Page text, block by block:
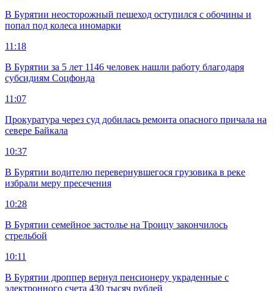
В Бурятии неосторожный пешеход оступился с обочины и
попал под колеса иномарки
11:18
В Бурятии за 5 лет 1146 человек нашли работу благодаря
субсидиям Соцфонда
11:07
Прокуратура через суд добилась ремонта опасного причала на
севере Байкала
10:37
В Бурятии водителю перевернувшегося грузовика в реке
избрали меру пресечения
10:28
В Бурятии семейное застолье на Троицу закончилось
стрельбой
10:11
В Бурятии дроппер вернул пенсионеру украденные с
электронного счета 430 тысяч рублей